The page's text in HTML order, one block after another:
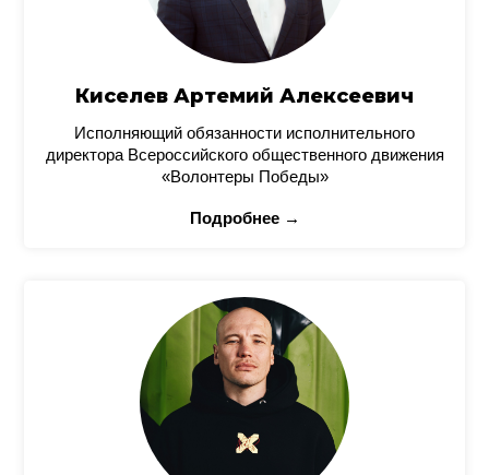
Киселев Артемий Алексеевич
Исполняющий обязанности исполнительного
директора Всероссийского общественного движения
«Волонтеры Победы»
Подробнее →